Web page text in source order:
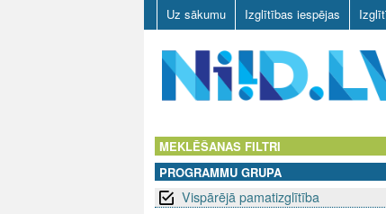
Uz sākumu Izglītības iespējas
MEKLĒŠANAS FILTRI
PROGRAMMU GRUPA
Vispārējā pamatizglītība